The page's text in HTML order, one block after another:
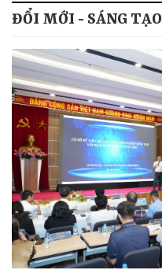
ĐỔI MỚI - SÁNG TẠO